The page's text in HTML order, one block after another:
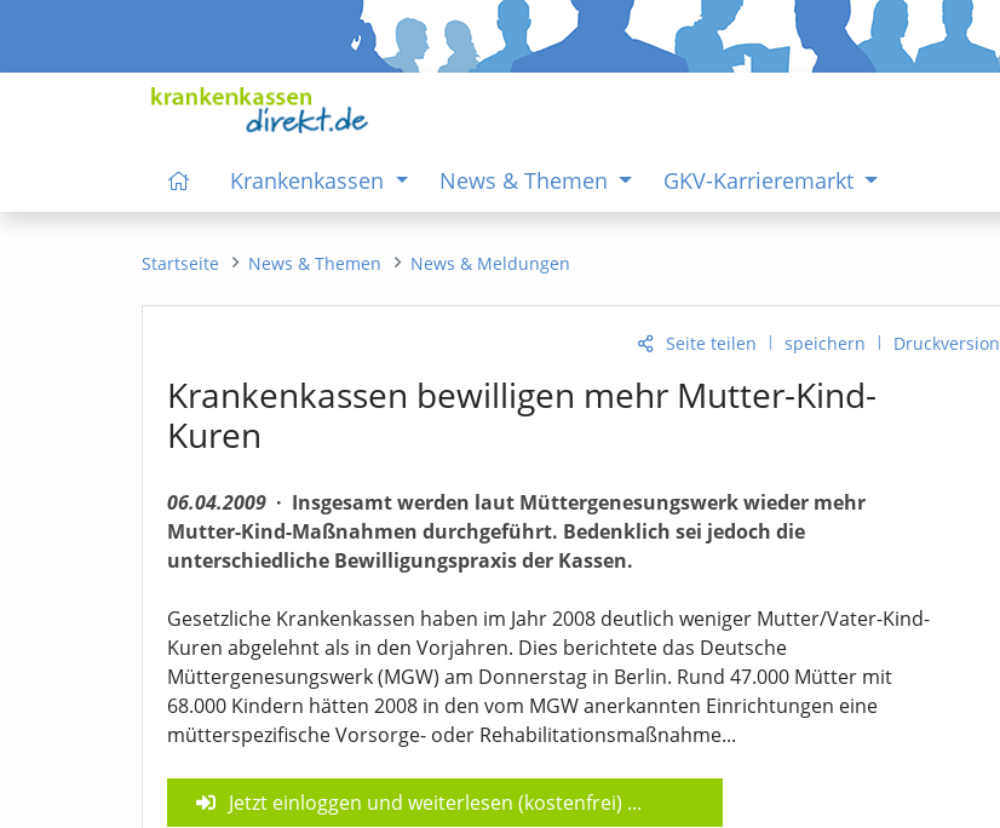
Krankenkassen News & Themen GKV-Karrieremarkt
Startseite News & Themen News & Meldungen
Seite teilen | speichern | Druckversion
Krankenkassen bewilligen mehr Mutter-Kind-
Kuren
06.04.2009 · Insgesamt werden laut Müttergenesungswerk wieder mehr
Mutter-Kind-Maßnahmen durchgeführt. Bedenklich sei jedoch die
unterschiedliche Bewilligungspraxis der Kassen.
Gesetzliche Krankenkassen haben im Jahr 2008 deutlich weniger Mutter/Vater-Kind-
Kuren abgelehnt als in den Vorjahren. Dies berichtete das Deutsche
Müttergenesungswerk (MGW) am Donnerstag in Berlin. Rund 47.000 Mütter mit
68.000 Kindern hätten 2008 in den vom MGW anerkannten Einrichtungen eine
mütterspezifische Vorsorge- oder Rehabilitationsmaßnahme...
Jetzt einloggen und weiterlesen (kostenfrei) ...